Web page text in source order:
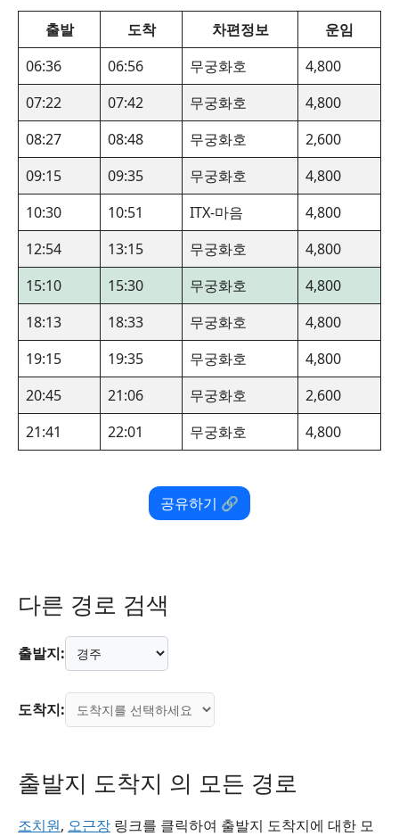
출발 도착 차편정보
운임
06:36
06:56 무궁화호
4,800
07:22
07:42 무궁화호
4,800
08:27
08:48 무궁화호
2,600
09:15
09:35 무궁화호
4,800
10:30
10:51 ITX-마음
4,800
12:54
13:15 무궁화호
4,800
15:10
15:30 무궁화호
4,800
18:13
18:33 무궁화호
4,800
19:15
19:35 무궁화호
4,800
20:45
21:06 무궁화호
2,600
21:41
22:01 무궁화호 4,800
공유하기 🔗
다른 경로 검색
출발지:
도착지:
출발지 도착지 의 모든 경로
조치원, 오근장 링크를 클릭하여 출발지 도착지에 대한 모